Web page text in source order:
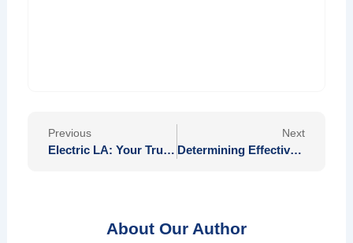
Previous
Electric LA: Your Trusted Provider for All Electrical Services
Next
Determining Effective Performance Metrics for Online Casino Success and Growth
About Our Author